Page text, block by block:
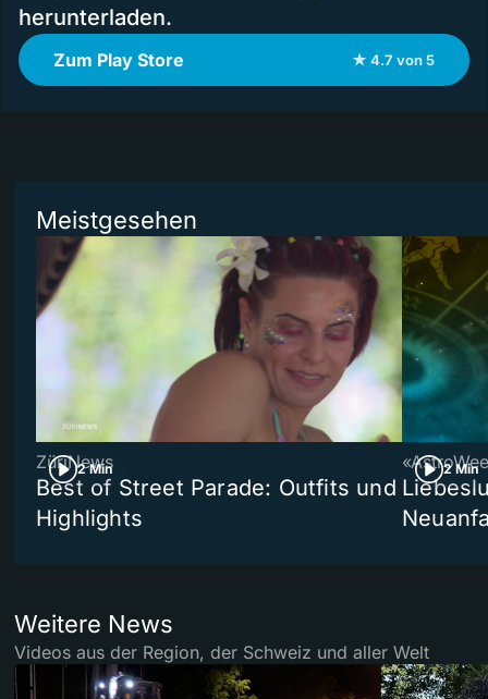
herunterladen.
Zum Play Store ★ 4.7 von 5
Meistgesehen
2 Min
ZüriNews
Best of Street Parade: Outfits und
Highlights
2 Min
Weitere News
Videos aus der Region, der Schweiz und aller Welt